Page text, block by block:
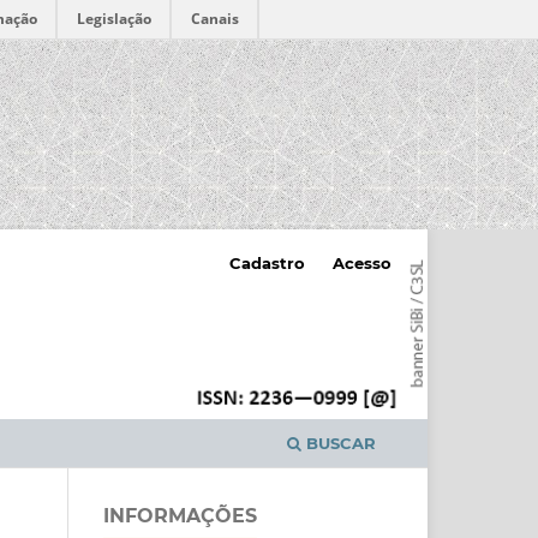
Legislação Canais
BUSCAR
Cadastro Acesso
INFORMAÇÕES